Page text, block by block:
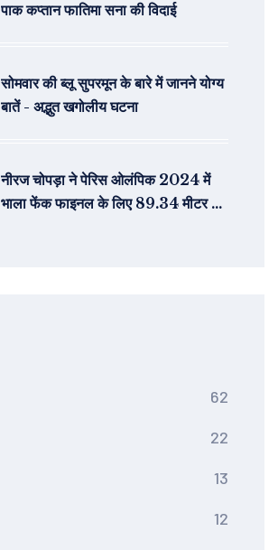
पाक कप्तान फातिमा सना की विदाई
सोमवार की ब्लू सुपरमून के बारे में जानने योग्य
बातें - अद्भुत खगोलीय घटना
नीरज चोपड़ा ने पेरिस ओलंपिक 2024 में
भाला फेंक फाइनल के लिए 89.34 मीटर के
62
22
13
12